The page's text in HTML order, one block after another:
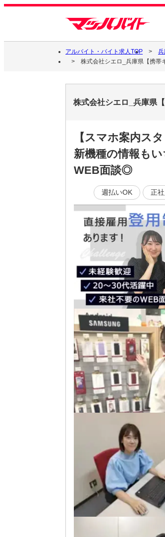
アルバイト・バイト求人TOP
株式会社シエロ_兵庫県【携帯
株式会社シエロ_兵庫県
【スマホ案内ス
新機種の情報も
WEB面談◎
週払いOK 正